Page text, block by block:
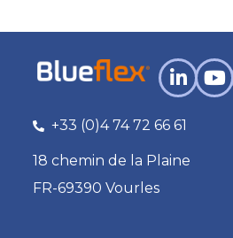
+33 (0)4 74 72 66 61
18 chemin de la Plaine
FR-69390 Vourles